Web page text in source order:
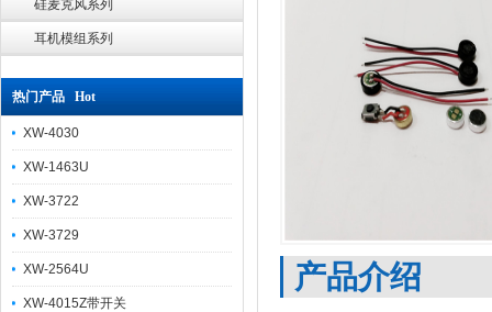
硅麦克风系列
耳机模组系列
热门产品 Hot
XW-4030
XW-1463U
XW-3722
XW-3729
XW-2564U
XW-4015Z带开关
产品介绍